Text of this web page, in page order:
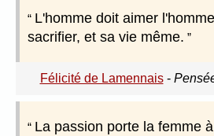
L'homme doit aimer
sacrifier, et sa vie même.
Félicité de Lamennais-
La passion porte la femme